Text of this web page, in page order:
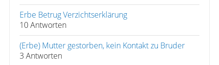
Erbe Betrug Verzichtserklärung
10 Antworten
(Erbe) Mutter gestorben, kein Kontakt zu Bruder
3 Antworten